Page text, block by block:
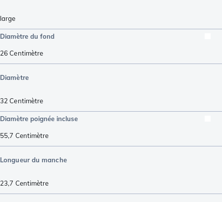
large
Diamètre du fond
26Centimètre
Diamètre
32 Centimètre
Diamètre poignée incluse
55,7 Centimètre
Longueur du manche
23,7 Centimètre